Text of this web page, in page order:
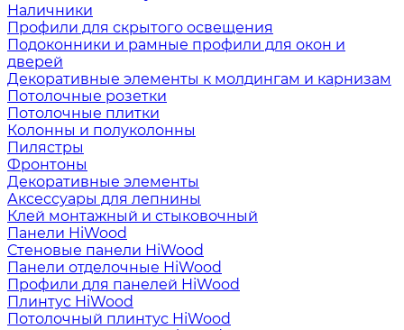
Наличники
Профили для скрытого освещения
Подоконники и рамные профили для окон и
дверей
Декоративные элементы к молдингам и карнизам
Потолочные розетки
Потолочные плитки
Колонны и полуколонны
Пилястры
Фронтоны
Декоративные элементы
Аксессуары для лепнины
Клей монтажный и стыковочный
Панели HiWood
Стеновые панели HiWood
Панели отделочные HiWood
Профили для панелей HiWood
Плинтус HiWood
Потолочный плинтус HiWood